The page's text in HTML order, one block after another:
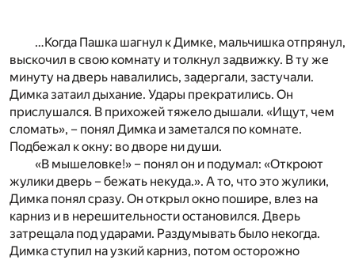
…Когда Пашка шагнул к Димке, мальчишка отпрянул,
выскочил в свою комнату и толкнул задвижку. В ту же
минуту на дверь навалились, задергали, застучали.
Димка затаил дыхание. Удары прекратились. Он
прислушался. В прихожей тяжело дышали. «Ищут, чем
сломать», – понял Димка и заметался по комнате.
Подбежал к окну: во дворе ни души.
«В мышеловке!» – понял он и подумал: «Откроют
жулики дверь – бежать некуда.». А то, что это жулики,
Димка понял сразу. Он открыл окно пошире, влез на
карниз и в нерешительности остановился. Дверь
затрещала под ударами. Раздумывать было некогда.
Димка ступил на узкий карниз, потом осторожно